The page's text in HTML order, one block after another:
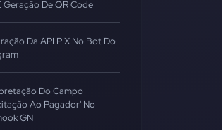
Geração De QR Code
Da API PIX No Bot Do
Do Campo
Ao Pagador' No
GN